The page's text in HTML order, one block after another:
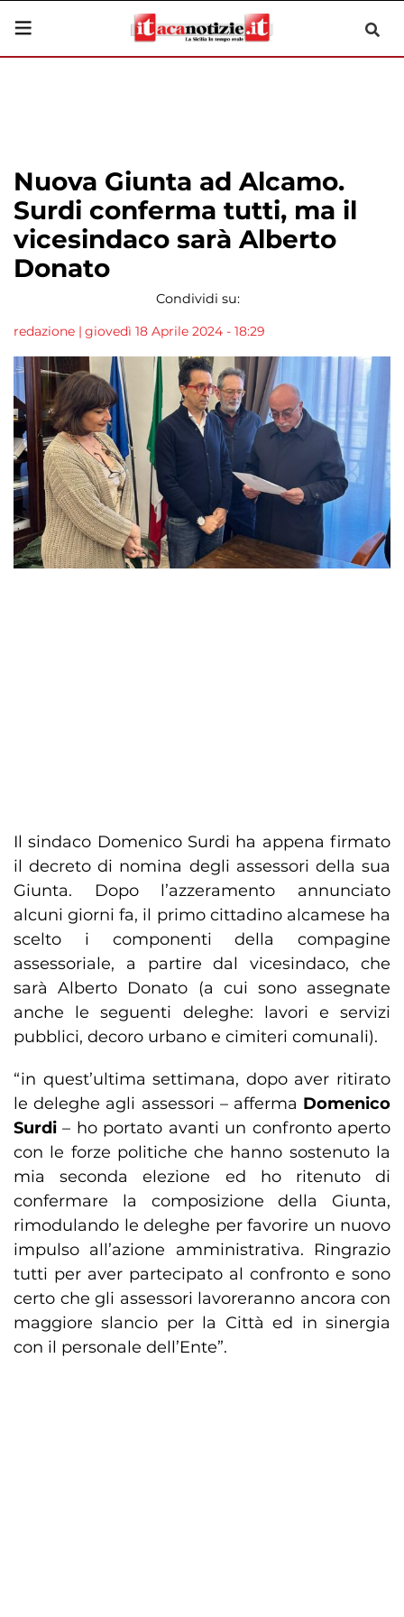
Nuova Giunta ad Alcamo.
Surdi conferma tutti, ma il
vicesindaco sarà Alberto
Donato
Condividi su:
redazione | giovedì 18 Aprile 2024 - 18:29
Il sindaco Domenico Surdi ha appena firmato
il decreto di nomina degli assessori della sua
Giunta. Dopo l’azzeramento annunciato
alcuni giorni fa, il primo cittadino alcamese ha
scelto i componenti della compagine
assessoriale, a partire dal vicesindaco, che
sarà Alberto Donato (a cui sono assegnate
anche le seguenti deleghe: lavori e servizi
pubblici, decoro urbano e cimiteri comunali).
“in quest’ultima settimana, dopo aver ritirato
le deleghe agli assessori – afferma Domenico
Surdi – ho portato avanti un confronto aperto
con le forze politiche che hanno sostenuto la
mia seconda elezione ed ho ritenuto di
confermare la composizione della Giunta,
rimodulando le deleghe per favorire un nuovo
impulso all’azione amministrativa. Ringrazio
tutti per aver partecipato al confronto e sono
certo che gli assessori lavoreranno ancora con
maggiore slancio per la Città ed in sinergia
con il personale dell’Ente”.